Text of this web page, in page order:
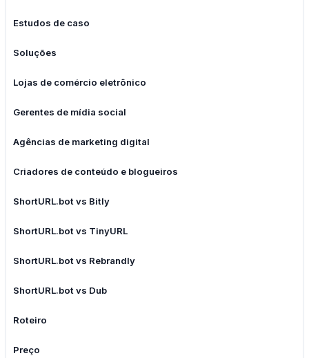
Estudos de caso
Soluções
Lojas de comércio eletrônico
Gerentes de mídia social
Agências de marketing digital
Criadores de conteúdo e blogueiros
ShortURL.bot vs Bitly
ShortURL.bot vs TinyURL
ShortURL.bot vs Rebrandly
ShortURL.bot vs Dub
Roteiro
Preço